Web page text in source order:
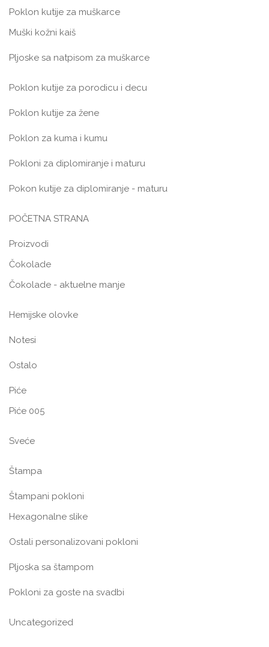
Poklon kutije za muškarce
Muški kožni kaiš
Pljoske sa natpisom za muškarce
Poklon kutije za porodicu i decu
Poklon kutije za žene
Poklon za kuma i kumu
Pokloni za diplomiranje i maturu
Pokon kutije za diplomiranje - maturu
POČETNA STRANA
Proizvodi
Čokolade
Čokolade - aktuelne manje
Hemijske olovke
Notesi
Ostalo
Piće
Piće 005
Sveće
Štampa
Štampani pokloni
Hexagonalne slike
Ostali personalizovani pokloni
Pljoska sa štampom
Pokloni za goste na svadbi
Uncategorized